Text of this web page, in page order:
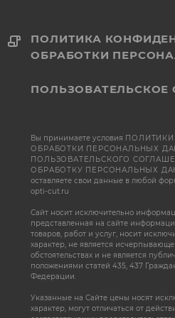
ПОЛИТИКА
ОБРАБОТКИ
ПОЛЬЗОВАТЕЛЬСКОЕ
Вы принимаете условия
ОБРАБОТКИ ПЕРСОНАЛЬНЫХ
ПОЛЬЗОВАТЕЛЬСКОГО
ОБРАБОТКУ ПЕРСОНАЛЬНЫХ
оставляете свои данные в любой
opti-cut.ru
Сайт носит исключительно
представленная на сайте
товаров, работ и услуг, носит
характер, не является
обстоятельствах и не является
положениями статей 435, 437
Федерации.
Указанные на Сайте цены носят
характер, могут отличаться от